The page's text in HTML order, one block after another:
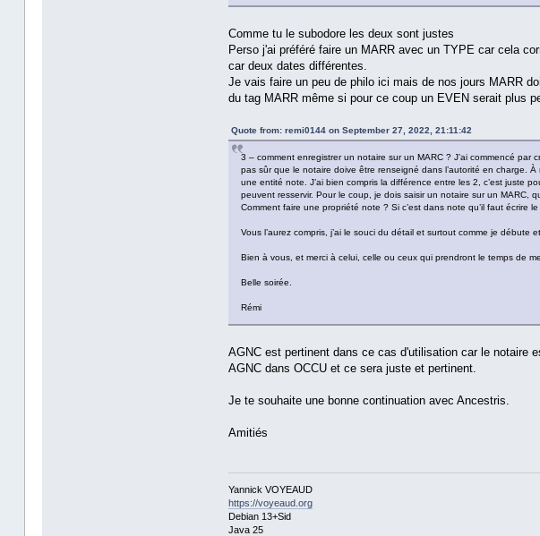
Comme tu le subodore les deux sont justes
Perso j'ai préféré faire un MARR avec un TYPE car cela
car deux dates différentes.
Je vais faire un peu de philo ici mais de nos jours MARR
du tag MARR même si pour ce coup un EVEN serait plus
Quote from: remi0144 on September 27, 2022, 21:11:42
3 – comment enregistrer un notaire sur un MARC ? J’ai commencé par
pas sûr que le notaire doive être renseigné dans l’autorité en charge.
une entité note. J’ai bien compris la différence entre les 2, c’est juste
peuvent resservir. Pour le coup, je dois saisir un notaire sur un MARC,
Comment faire une propriété note ? Si c’est dans note qu’il faut écrire
Vous l’aurez compris, j’ai le souci du détail et surtout comme je
Bien à vous, et merci à celui, celle ou ceux qui prendront le temps de
Belle soirée.
Rémi
AGNC est pertinent dans ce cas d'utilisation car le notaire
AGNC dans OCCU et ce sera juste et pertinent.
Je te souhaite une bonne continuation avec Ancestris.
Amitiés
Yannick VOYEAUD
https://voyeaud.org
Debian 13+Sid
Java 25